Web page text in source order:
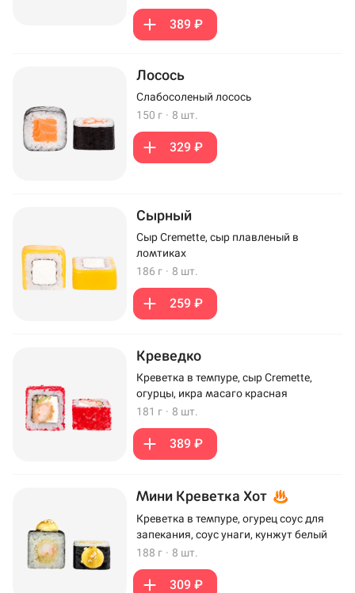
389 ₽
Лосось
Слабосоленый лосось
150 г · 8 шт.
329 ₽
Сырный
Сыр Cremette, сыр плавленый в
ломтиках
186 г · 8 шт.
259 ₽
Креведко
Креветка в темпуре, сыр Cremette,
огурцы, икра масаго красная
181 г · 8 шт.
389 ₽
Мини Креветка Хот
Креветка в темпуре, огурец соус для
запекания, соус унаги, кунжут белый
188 г · 8 шт.
309 ₽